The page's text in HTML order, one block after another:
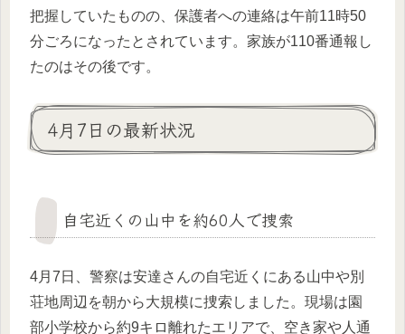
把握していたものの、保護者への連絡は午前11時50
分ごろになったとされています。家族が110番通報し
たのはその後です。
4月7日の最新状況
自宅近くの山中を約60人で捜索
4月7日、警察は安達さんの自宅近くにある山中や別
荘地周辺を朝から大規模に捜索しました。現場は園
部小学校から約9キロ離れたエリアで、空き家や人通